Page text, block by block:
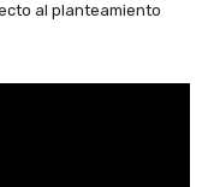
al planteamiento